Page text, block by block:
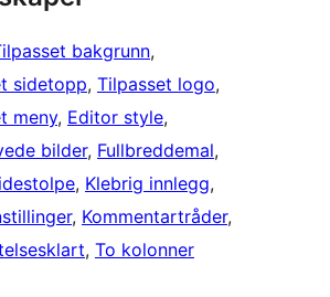
bakgrunn
sidetopp, Tilpasset logo
meny, Editor style
bilder, Fullbreddemal
, Klebrig innlegg
, Kommentartråder
, To kolonner